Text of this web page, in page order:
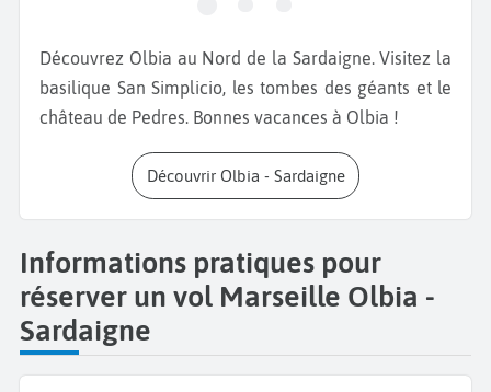
Découvrez Olbia au Nord de la Sardaigne. Visitez la
basilique San Simplicio, les tombes des géants et le
château de Pedres. Bonnes vacances à Olbia !
Découvrir Olbia - Sardaigne
Informations pratiques pour
réserver un vol Marseille Olbia -
Sardaigne